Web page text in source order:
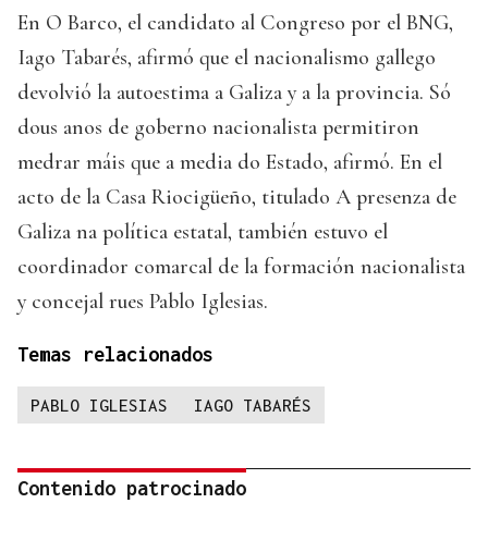
En O Barco, el candidato al Congreso por el BNG,
Iago Tabarés, afirmó que el nacionalismo gallego
devolvió la autoestima a Galiza y a la provincia. Só
dous anos de goberno nacionalista permitiron
medrar máis que a media do Estado, afirmó. En el
acto de la Casa Riocigüeño, titulado A presenza de
Galiza na política estatal, también estuvo el
coordinador comarcal de la formación nacionalista
y concejal rues Pablo Iglesias.
Temas relacionados
PABLO IGLESIAS IAGO TABARÉS
Contenido patrocinado